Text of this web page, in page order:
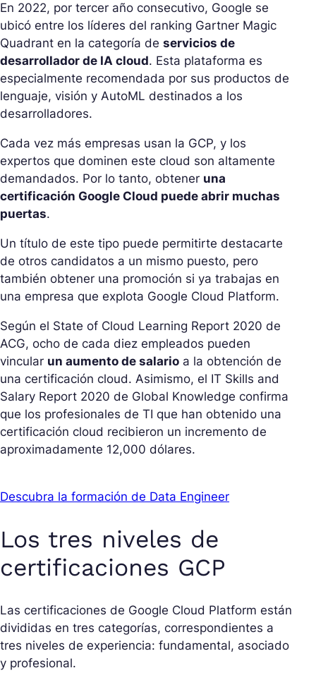
En 2022, por tercer año consecutivo, Google se
ubicó entre los líderes del ranking Gartner Magic
Quadrant en la categoría de servicios de
desarrollador de IA cloud. Esta plataforma es
especialmente recomendada por sus productos de
lenguaje, visión y AutoML destinados a los
desarrolladores.
Cada vez más empresas usan la GCP, y los
expertos que dominen este cloud son altamente
demandados. Por lo tanto, obtener una
certificación Google Cloud puede abrir muchas
puertas.
Un título de este tipo puede permitirte destacarte
de otros candidatos a un mismo puesto, pero
también obtener una promoción si ya trabajas en
una empresa que explota Google Cloud Platform.
Según el State of Cloud Learning Report 2020 de
ACG, ocho de cada diez empleados pueden
vincular un aumento de salario a la obtención de
una certificación cloud. Asimismo, el IT Skills and
Salary Report 2020 de Global Knowledge confirma
que los profesionales de TI que han obtenido una
certificación cloud recibieron un incremento de
aproximadamente 12,000 dólares.
Descubra la formación de Data Engineer
Los tres niveles de
certificaciones GCP
Las certificaciones de Google Cloud Platform están
divididas en tres categorías, correspondientes a
tres niveles de experiencia: fundamental, asociado
y profesional.